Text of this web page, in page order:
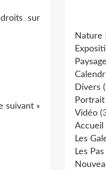
sur
suivant »
Nature
Divers
Portrait
Vidéo
Accueil
Les
Les